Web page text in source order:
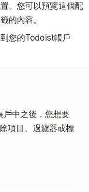
。您可以預覽這個配
的內容。
您的Todoist帳戶
中之後，您想要
項目、過濾器或標